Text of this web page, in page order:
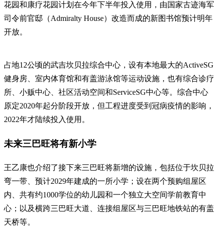
花园和康疗花园计划在今年下半年投入使用，由国家古迹海军
司令前官邸（Admiralty House）改造而成的新图书馆预计明年
开放。
占地12公顷的武吉坎贝拉综合中心，设有本地最大的ActiveSG
健身房、室内体育馆和有盖游泳馆等运动设施，也有综合诊疗
所、小贩中心、社区活动空间和ServiceSG中心等。综合中心
原定2020年起分阶段开放，但工程进度受到冠病疫情的影响，
2022年才陆续投入使用。
未来三巴旺将有新小学
王乙康也介绍了接下来三巴旺将新增的设施，包括位于坎贝拉
弯一带、预计2029年建成的一所小学；设在两个预购组屋区
内、共有约1000学位的幼儿园和一个独立大空间学前教育中
心；以及横跨三巴旺大道、连接组屋区与三巴旺地铁站的有盖
天桥等。